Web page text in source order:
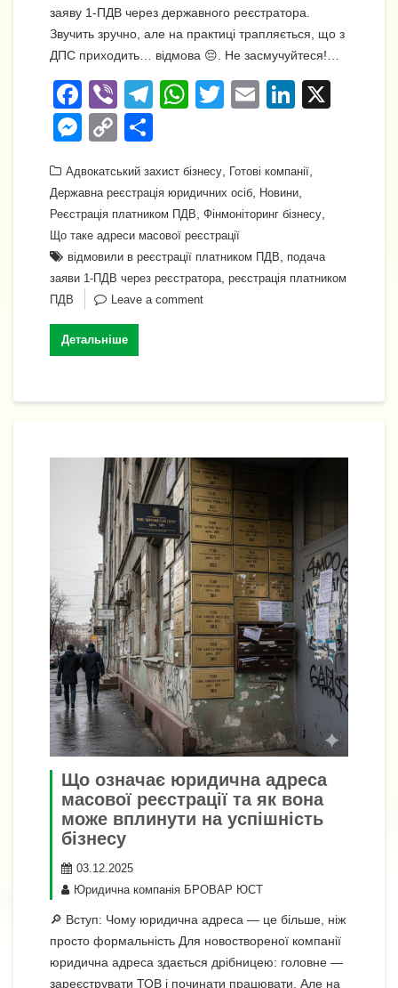
заяву 1-ПДВ через державного реєстратора.
Звучить зручно, але на практиці трапляється, що з
ДПС приходить… відмова 😔. Не засмучуйтеся!…
F
a
c
e
b
o
o
k
Vi
b
er
T
gr
a
m
W
s
A
p
p
T
er
E
Li
e
dI
M
ss
e
n
g
er
C
p
y
Li
n
k
ді
л
и
т
и
Адвокатський захист бізнесу Готові компанії
Державна реєстрація юридичних осіб Новини
Реєстрація платником ПДВ Фінмоніторинг бізнесу
Що таке адреси масової реєстрації
відмовили в реєстрації платником ПДВ
подача
заяви 1-ПДВ через реєстратора реєстрація платником
ПДВ
Leave a comment
Детальніше
Що означає юридична адреса
масової реєстрації та як вона
може вплинути на успішність
бізнесу
03.12.2025
Юридична компанія БРОВАР ЮСТ
🔎 Вступ: Чому юридична адреса — це більше, ніж
просто формальність Для новоствореної компанії
юридична адреса здається дрібницею: головне —
зареєструвати ТОВ і починати працювати. Але на